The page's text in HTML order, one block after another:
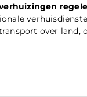
over land,